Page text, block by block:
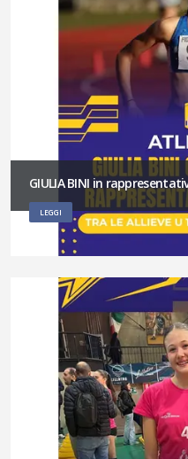
GIULIA BINI in
LEGGI